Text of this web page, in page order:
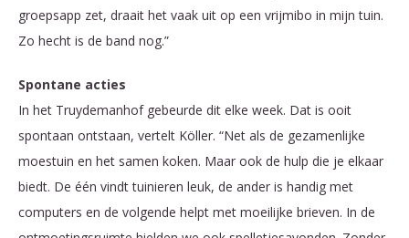
groepsapp zet, draait het vaak uit op een vrijmibo in mijn tuin.
Zo hecht is de band nog.”
Spontane acties
In het Truydemanhof gebeurde dit elke week. Dat is ooit
spontaan ontstaan, vertelt Köller. “Net als de gezamenlijke
moestuin en het samen koken. Maar ook de hulp die je elkaar
biedt. De één vindt tuinieren leuk, de ander is handig met
computers en de volgende helpt met moeilijke brieven. In de